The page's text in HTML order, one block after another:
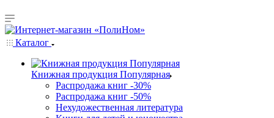
Каталог
Книжная продукция Популярная
Распродажа книг -30%
Распродажа книг -50%
Нехудожественная литература